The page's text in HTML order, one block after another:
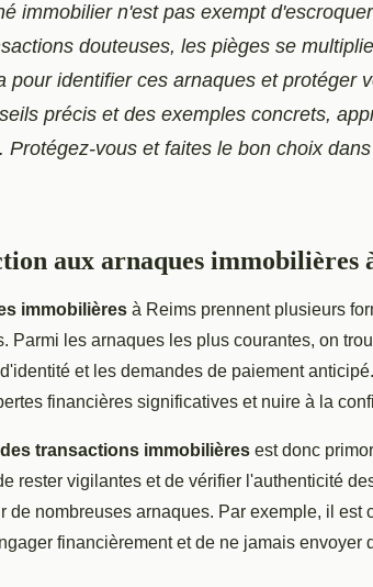
immobilier n'est pas exempt
douteuses, les pièges se
pour identifier ces arnaques et protéger
précis et des exemples concrets,
Protégez-vous et faites le bon choix
aux arnaques immobilières
immobilières à Reims prennent plusieurs
Parmi les arnaques les plus courantes, on
et les demandes de paiement
financières significatives et nuire à la
transactions immobilières est donc
rester vigilantes et de vérifier l'authenticité
de nombreuses arnaques. Par exemple, il est
financièrement et de ne jamais envoyer